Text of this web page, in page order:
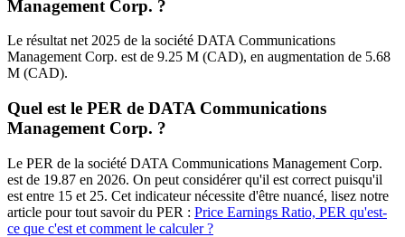
Management Corp. ?
Le résultat net 2025 de la société DATA Communications
Management Corp. est de 9.25 M (CAD), en augmentation de 5.68
M (CAD).
Quel est le PER de DATA Communications
Management Corp. ?
Le PER de la société DATA Communications Management Corp.
est de 19.87 en 2026. On peut considérer qu'il est correct puisqu'il
est entre 15 et 25. Cet indicateur nécessite d'être nuancé, lisez notre
article pour tout savoir du PER : Price Earnings Ratio, PER qu'est-
ce que c'est et comment le calculer ?